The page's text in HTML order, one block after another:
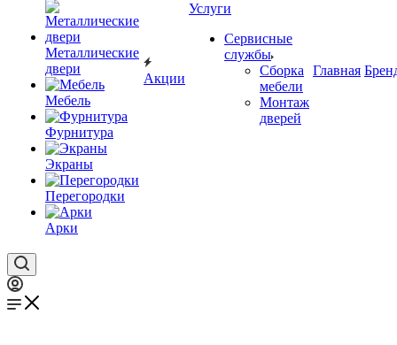
Металлические
двери
Мебель
Фурнитура
Экраны
Перегородки
Арки
Акции
Услуги
Сервисные
службы
Сборка
мебели
Монтаж
дверей
Главная